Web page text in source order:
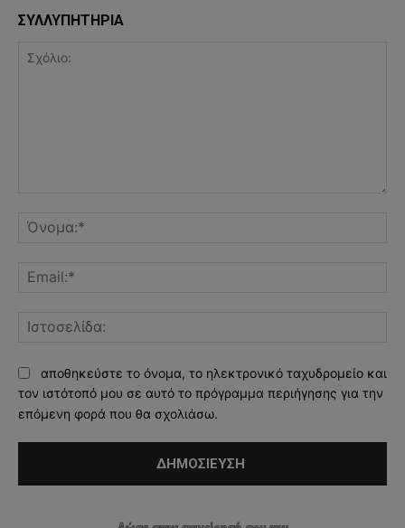
ΣΥΛΛΥΠΗΤΗΡΙΑ
αποθηκεύστε το όνομα, το ηλεκτρονικό ταχυδρομείο και
τον ιστότοπό μου σε αυτό το πρόγραμμα περιήγησης για την
επόμενη φορά που θα σχολιάσω.